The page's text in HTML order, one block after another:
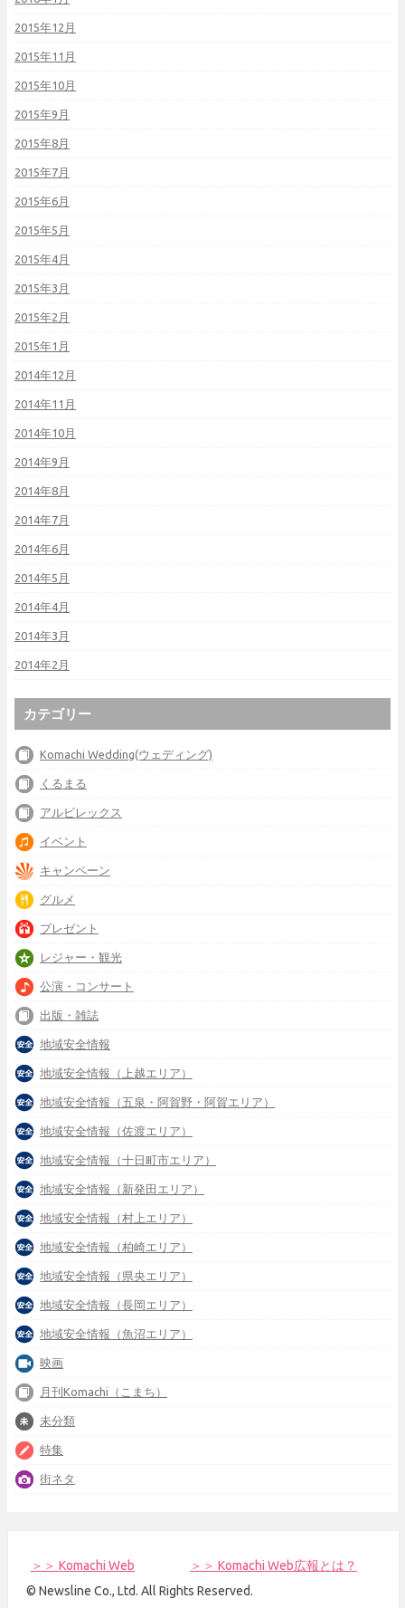
2015年12月
2015年11月
2015年10月
2015年9月
2015年8月
2015年7月
2015年6月
2015年5月
2015年4月
2015年3月
2015年2月
2015年1月
2014年12月
2014年11月
2014年10月
2014年9月
2014年8月
2014年7月
2014年6月
2014年5月
2014年4月
2014年3月
2014年2月
カテゴリー
Komachi Wedding(ウェディング)
くるまる
アルビレックス
イベント
キャンペーン
グルメ
プレゼント
レジャー・観光
公演・コンサート
出版・雑誌
地域安全情報
地域安全情報（上越エリア）
地域安全情報（五泉・阿賀野・阿賀エリア）
地域安全情報（佐渡エリア）
地域安全情報（十日町市エリア）
地域安全情報（新発田エリア）
地域安全情報（村上エリア）
地域安全情報（柏崎エリア）
地域安全情報（県央エリア）
地域安全情報（長岡エリア）
地域安全情報（魚沼エリア）
映画
月刊Komachi（こまち）
未分類
特集
街ネタ
＞＞ Komachi Web
＞＞ Komachi Web広報とは？
© Newsline Co., Ltd. All Rights Reserved.